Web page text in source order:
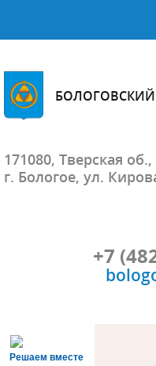
171080, Тверская об.,
г. Бологое, ул.
+7
Решаем вместе